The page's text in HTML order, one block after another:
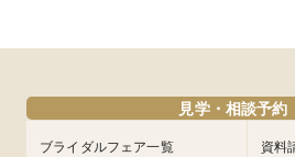
8/28
フェアを予約
8/28
フェアを予約
見学・相談予約
ブライダルフェア一覧 資料